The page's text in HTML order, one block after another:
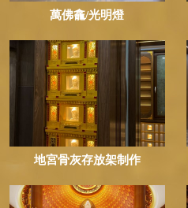
萬佛龕/光明燈
地宮骨灰存放架制作